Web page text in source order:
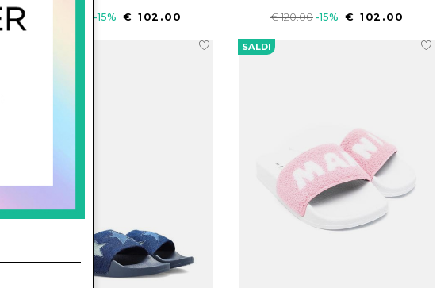
-15% € 102.00 € 120.00 -15% € 102.00
SALDI